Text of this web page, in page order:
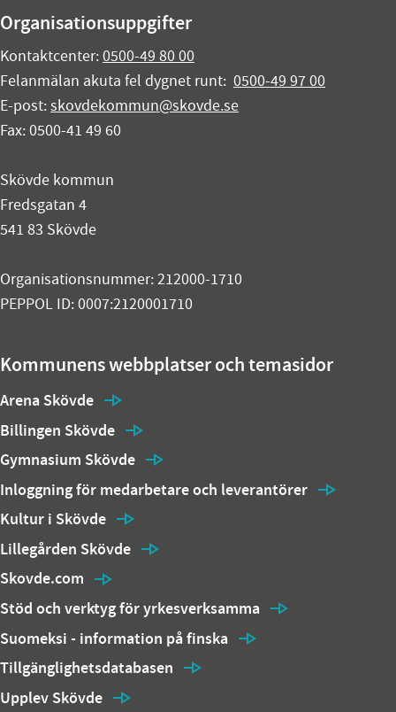
Organisationsuppgifter
Kontaktcenter:0500-49 80 00
Felanmälan akuta fel dygnet runt: 0500-49 97 00
E-post:skovdekommun@skovde.se
Fax: 0500-41 49 60
Skövde kommun
Fredsgatan 4
541 83 Skövde
Organisationsnummer: 212000-1710
PEPPOL ID: 0007:2120001710
Kommunens webbplatser och temasidor
Arena Skövde
Billingen Skövde
Gymnasium Skövde
Inloggning för medarbetare och leverantörer
Kultur i Skövde
Lillegården Skövde
Skovde.com
Stöd och verktyg för yrkesverksamma
Suomeksi - information på finska
Tillgänglighetsdatabasen
Upplev Skövde